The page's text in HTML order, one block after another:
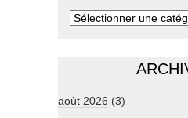
août 2026 (3)